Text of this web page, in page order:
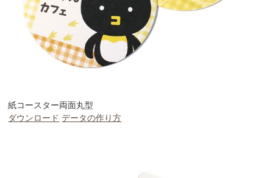
紙コースター両面丸型
ダウンロード データの作り方